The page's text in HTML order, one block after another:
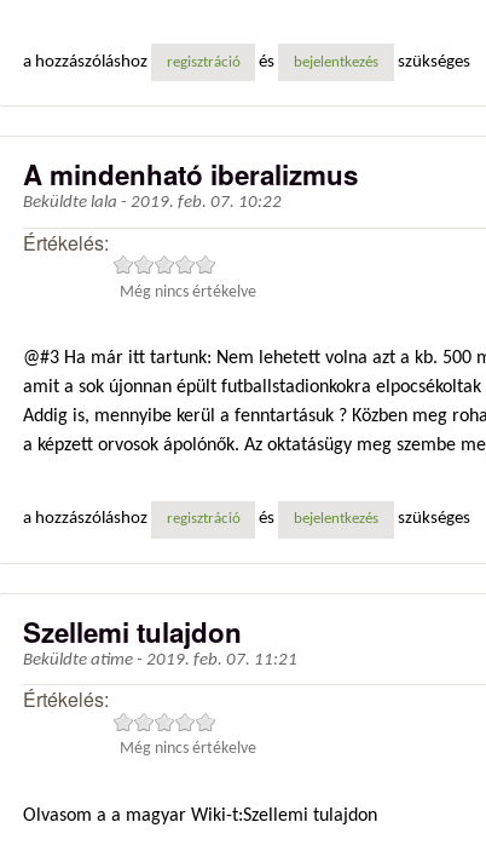
a hozzászóláshoz regisztráció és bejelentkezés szükséges
A mindenható iberalizmus
Beküldte lala - 2019. feb. 07. 10:22
Értékelés:
Még nincs értékelve
@#3 Ha már itt tartunk: Nem lehetett volna azt a kb.
amit a sok újonnan épült futballstadionkokra
Addig is, mennyibe kerül a fenntartásuk ? Közben meg
a képzett orvosok ápolónők. Az oktatásügy meg szembe
a hozzászóláshoz regisztráció és bejelentkezés szükséges
Szellemi tulajdon
Beküldte atime - 2019. feb. 07. 11:21
Értékelés:
Még nincs értékelve
Olvasom a a magyar Wiki-t:Szellemi tulajdon